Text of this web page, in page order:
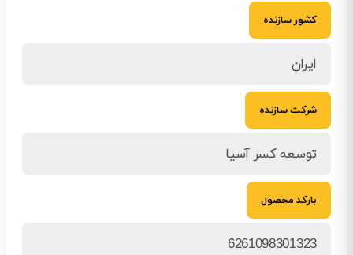
کشور سازنده
ایران
شرکت سازنده
توسعه کسر آسیا
بارکد محصول
6261098301323